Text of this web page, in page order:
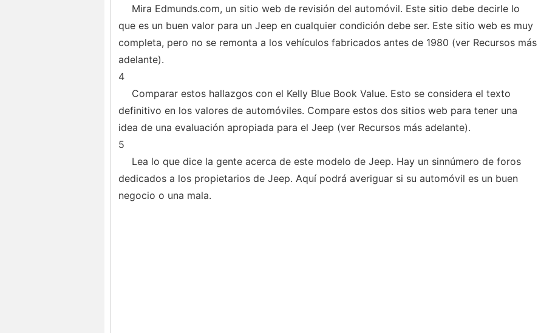
Mira Edmunds.com, un sitio web de revisión del automóvil. Este sitio debe decirle lo
que es un buen valor para un Jeep en cualquier condición debe ser. Este sitio web es muy
completa, pero no se remonta a los vehículos fabricados antes de 1980 (ver Recursos más
adelante).
4
Comparar estos hallazgos con el Kelly Blue Book Value. Esto se considera el texto
definitivo en los valores de automóviles. Compare estos dos sitios web para tener una
idea de una evaluación apropiada para el Jeep (ver Recursos más adelante).
5
Lea lo que dice la gente acerca de este modelo de Jeep. Hay un sinnúmero de foros
dedicados a los propietarios de Jeep. Aquí podrá averiguar si su automóvil es un buen
negocio o una mala.